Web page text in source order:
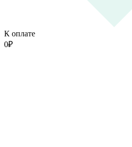
К оплате
0₽